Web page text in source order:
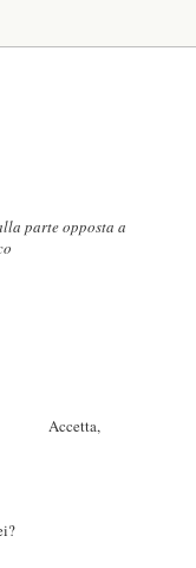
parte opposta a